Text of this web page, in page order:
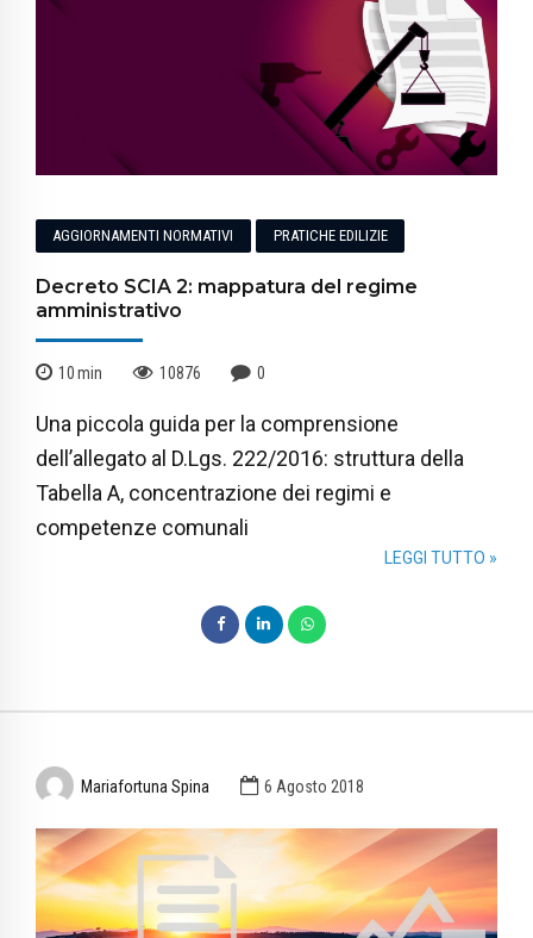
AGGIORNAMENTI NORMATIVI PRATICHE EDILIZIE
Decreto SCIA 2: mappatura del regime
amministrativo
10min 10876 0
Una piccola guida per la comprensione
dell’allegato al D.Lgs. 222/2016: struttura della
Tabella A, concentrazione dei regimi e
competenze comunali
LEGGI TUTTO »
Mariafortuna Spina 6 Agosto 2018